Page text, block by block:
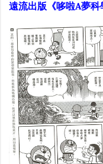
遠流出版《哆啦A夢科